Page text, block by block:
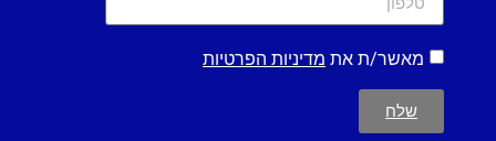
מאשר/ת את מדיניות הפרטיות
שלח